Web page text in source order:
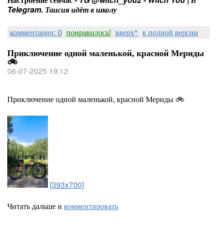
Telegram. Таисия идёт в школу
комментарии: 0 понравилось! вверх^ к полной версии
Приключение одной маленькой, красной Мериды
🚲
06-07-2025 19:12
Приключение одной маленькой, красной Мериды 🚲
[393x700]
Читать дальше и комментировать